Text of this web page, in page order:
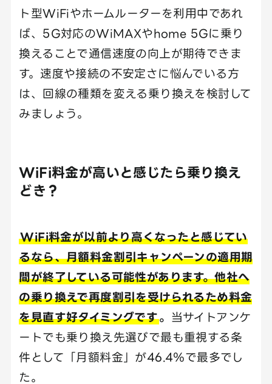
ト型WiFiやホームルーターを利用中であれ
ば、5G対応のWiMAXやhome 5Gに乗り
換えることで通信速度の向上が期待できま
す。速度や接続の不安定さに悩んでいる方
は、回線の種類を変える乗り換えを検討して
みましょう。
WiFi料金が高いと感じたら乗り換え
どき？
WiFi料金が以前より高くなったと感じてい
るなら、月額料金割引キャンペーンの適用期
間が終了している可能性があります。他社へ
の乗り換えで再度割引を受けられるため料金
を見直す好タイミングです。 当サイトアンケ
ートでも乗り換え先選びで最も重視する条
件として「月額料金」が46.4％で最多でし
た。